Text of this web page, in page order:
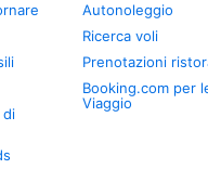
di
Autonoleggio
Ricerca voli
Prenotazioni
Booking.com per
Viaggio